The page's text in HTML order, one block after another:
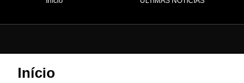
Início